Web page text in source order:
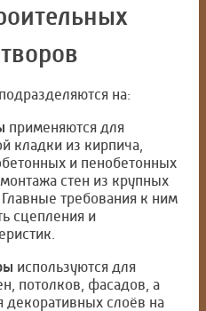
на:
применяются для
кладки из кирпича,
и пенобетонных
стен из крупных
требования к ним
сцепления и
используются для
потолков, фасадов, а
декоративных слоёв на